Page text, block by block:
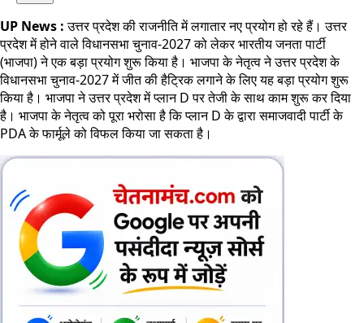
UP News :उत्तर प्रदेश की राजनीति में लगातार नए प्रयोग हो रहे हैं। उत्तर
प्रदेश में होने वाले विधानसभा चुनाव-2027 को लेकर भारतीय जनता पार्टी
(भाजपा) ने एक बड़ा प्रयोग शुरू किया है। भाजपा के नेतृत्व ने उत्तर प्रदेश के
विधानसभा चुनाव-2027 में जीत की हैट्रिक लगाने के लिए यह बड़ा प्रयोग शुरू
किया है। भाजपा ने उत्तर प्रदेश में प्लान D पर तेजी के साथ काम शुरू कर दिया
है। भाजपा के नेतृत्व को पूरा भरोसा है कि प्लान D के द्वारा समाजवादी पार्टी के
PDA के फार्मूले को विफल किया जा सकता है।